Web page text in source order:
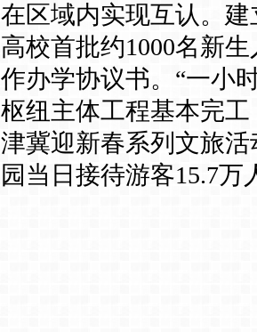
在区域内实现互认。
高校首批约1000名新
作办学协议书。“一小
枢纽主体工程基本完
津冀迎新春系列文旅
园当日接待游客15.7